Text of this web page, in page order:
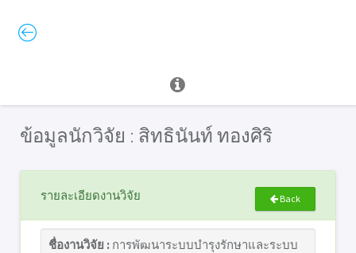
ข้อมูลนักวิจัย : สิทธินันท์ ทองศิริ
รายละเอียดงานวิจัย Back
ชื่องานวิจัย : การพัฒนาระบบบำรุงรักษาและระบบ